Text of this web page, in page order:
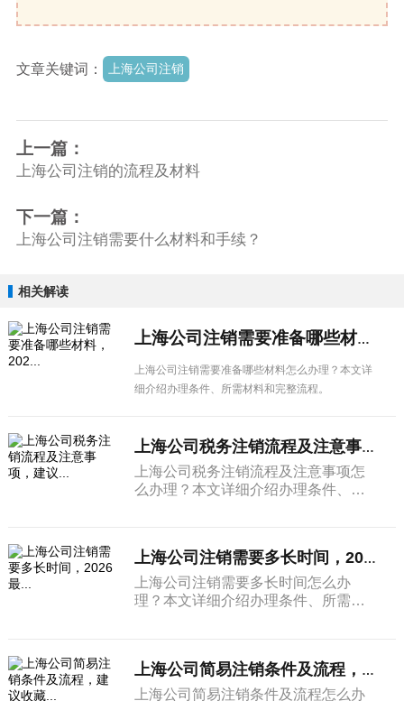
文章关键词： 上海公司注销
上一篇：
上海公司注销的流程及材料
下一篇：
上海公司注销需要什么材料和手续？
相关解读
上海公司注销需要准备哪些材料，202...
上海公司注销需要准备哪些材料怎么办理？本文详
细介绍办理条件、所需材料和完整流程。
上海公司税务注销流程及注意事项，建议...
上海公司税务注销流程及注意事项怎
么办理？本文详细介绍办理条件、所
上海公司注销需要多长时间，2026最...
上海公司注销需要多长时间怎么办
理？本文详细介绍办理条件、所需材
上海公司简易注销条件及流程，建议收藏...
上海公司简易注销条件及流程怎么办